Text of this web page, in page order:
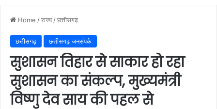
Home /राज्य /छत्तीसगढ़
छत्तीसगढ़ छत्तीसगढ़ जनसंपर्क
सुशासन तिहार से साकार हो रहा
सुशासन का संकल्प, मुख्यमंत्री
विष्णु देव साय की पहल से